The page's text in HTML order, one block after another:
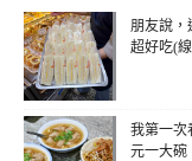
朋友說，
超好吃(
我第一次
元一大碗